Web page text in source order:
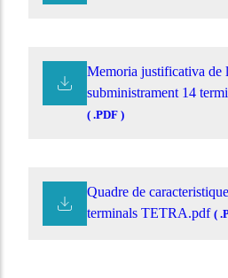
Memoria justificativa de
subministrament 14
( .PDF )
Quadre de
terminals TETRA.pdf (